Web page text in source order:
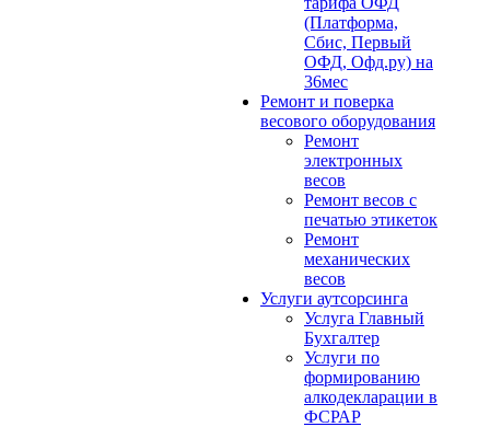
(Платформа,
Сбис, Первый
ОФД, Офд.ру) на
36мес
Ремонт и поверка
весового оборудования
Ремонт
электронных
весов
Ремонт весов с
печатью этикеток
Ремонт
механических
весов
Услуги аутсорсинга
Услуга Главный
Бухгалтер
Услуги по
формированию
алкодекларации в
ФСРАР